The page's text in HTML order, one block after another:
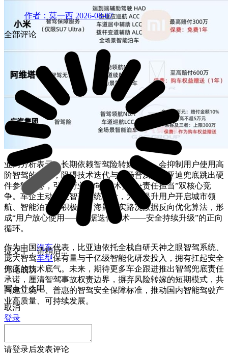
业内分析表示，长期依赖智驾险转嫁风险，会抑制用户使用高
阶智驾的意愿，阻碍技术迭代与市场普及。比亚迪兜底跳出硬
件参数内卷，引导行业转向“技术实力+责任担当”双核心竞
争。车企主动承担智驾系统风险，大幅提升用户开启城市领
航、智能泊车的积极性，海量真实路况数据反向优化算法，形
成“用户放心使用——数据迭代技术——安全持续升级”的正向
循环。
作为中国汽车代表，比亚迪依托全栈自研天神之眼智驾系统、
庞大智驾车型保有量与千亿级智能化研发投入，拥有扛起安全
兜底的技术底气。未来，期待更多车企跟进推出智驾兜底责任
承诺，厘清智驾事故权责边界，摒弃风险转嫁的短期模式，共
同建立统一、普惠的智驾安全保障标准，推动国内智能驾驶产
业高质量、可持续发展。
作者：莫一西 2026-08-07
全部评论
提交中，请稍后...
评论成功
写点什么吧
取消
登录
请登录后发表评论